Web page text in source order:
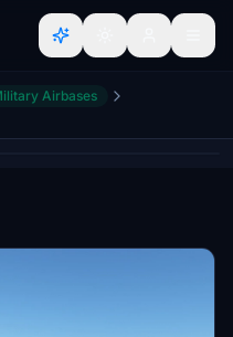
Airbases